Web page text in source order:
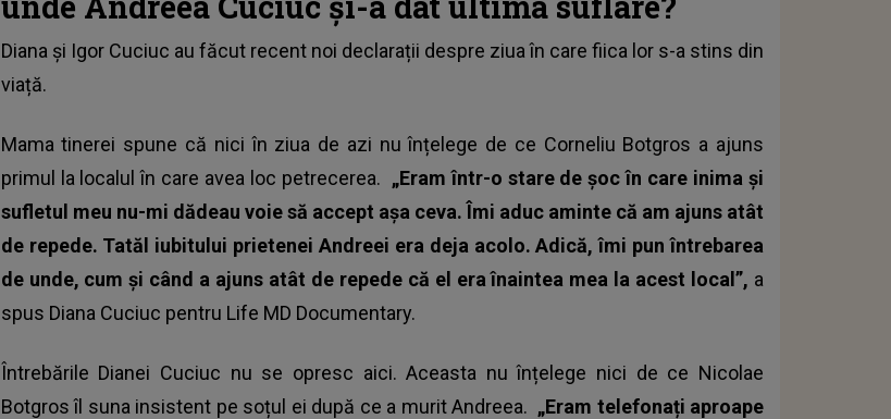
Diana și Igor Cuciuc au făcut recent noi declarații despre ziua în care fiica lor s-a stins din
viață.
Mama tinerei spune că nici în ziua de azi nu înțelege de ce Corneliu Botgros a ajuns
primul la localul în care avea loc petrecerea. „Eram într-o stare de șoc în care inima și
sufletul meu nu-mi dădeau voie să accept așa ceva. Îmi aduc aminte că am ajuns atât
de repede. Tatăl iubitului prietenei Andreei era deja acolo. Adică, îmi pun întrebarea
de unde, cum și când a ajuns atât de repede că el era înaintea mea la acest local”, a
spus Diana Cuciuc pentru Life MD Documentary.
Întrebările Dianei Cuciuc nu se opresc aici. Aceasta nu înțelege nici de ce Nicolae
Botgros îl suna insistent pe soțul ei după ce a murit Andreea. „Eram telefonați aproape